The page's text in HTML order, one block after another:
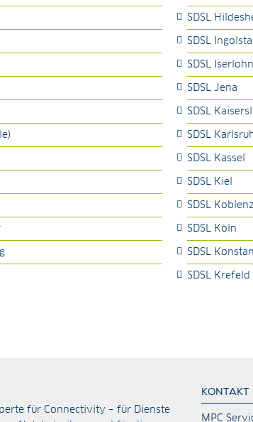
SDSL
SDSL
SDSL Iserlohn
SDSL Jena
SDSL
SDSL
SDSL Kassel
SDSL Kiel
SDSL Koblenz
SDSL Köln
SDSL
SDSL Krefeld
für Connectivity – für Dienste
KONTAKT
MPC